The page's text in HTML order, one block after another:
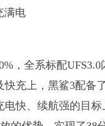
，全系标配UFS3.0
快充上，黑鲨3配备
快、续航强的目标